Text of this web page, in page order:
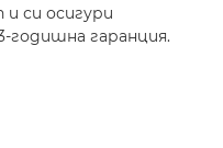
си осигури
годишна гаранция.